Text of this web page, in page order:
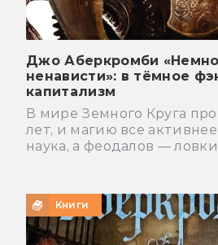
Джо Аберкромби
ненависти»: в тёмное
капитализм
В мире Земного Круга
лет, и магию все
наука, а феодалов —
Книги